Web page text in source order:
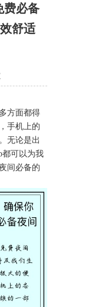
费必备
舒适
方面都得
手机上的
无论是出
都可以为我
间必备的